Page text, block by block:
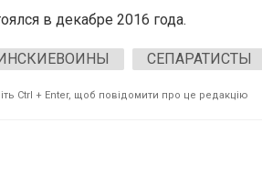
в декабре 2016 года.
СЕПАРАТИСТЫ
Ctrl + Enter, щоб повідомити про це редакцію